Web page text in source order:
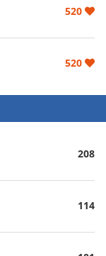
520
520
208
114